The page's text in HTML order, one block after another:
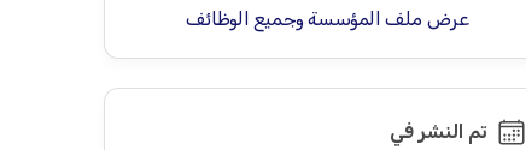
عرض ملف المؤسسة وجميع الوظائف
تم النشر في